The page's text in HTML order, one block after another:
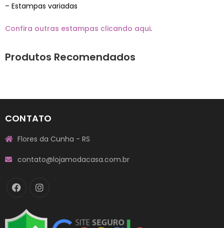
– Estampas variadas
Confira outras estampas clicando aqui.
Produtos Recomendados
CONTATO
Flores da Cunha - RS
contato@lojamodacasa.com.br